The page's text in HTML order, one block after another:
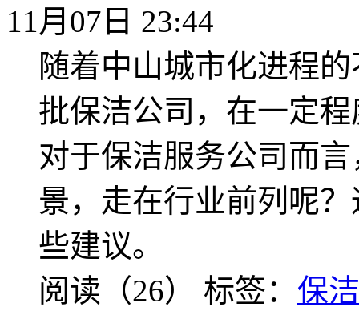
11月07日 23:44
随着中山城市化进程
批保洁公司，在一定
对于保洁服务公司而
景，走在行业前列呢
些建议。
阅读（26） 标签： 保